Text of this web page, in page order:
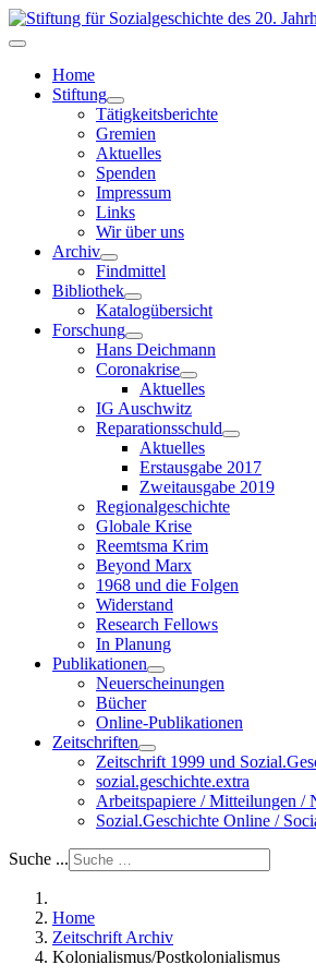
Home
Stiftung
Tätigkeitsberichte
Gremien
Aktuelles
Spenden
Impressum
Links
Wir über uns
Archiv
Findmittel
Bibliothek
Katalogübersicht
Forschung
Hans Deichmann
Coronakrise
Aktuelles
IG Auschwitz
Reparationsschuld
Aktuelles
Erstausgabe 2017
Zweitausgabe 2019
Regionalgeschichte
Globale Krise
Reemtsma Krim
Beyond Marx
1968 und die Folgen
Widerstand
Research Fellows
In Planung
Publikationen
Neuerscheinungen
Bücher
Online-Publikationen
Zeitschriften
Zeitschrift 1999 und
sozial.geschichte.extra
Arbeitspapiere / Mitteilungen /
Sozial.Geschichte Online /
Suche ...
Home
Zeitschrift Archiv
Kolonialismus/Postkolonialismus